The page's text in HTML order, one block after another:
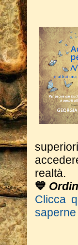
realtà.
💙
Clicca